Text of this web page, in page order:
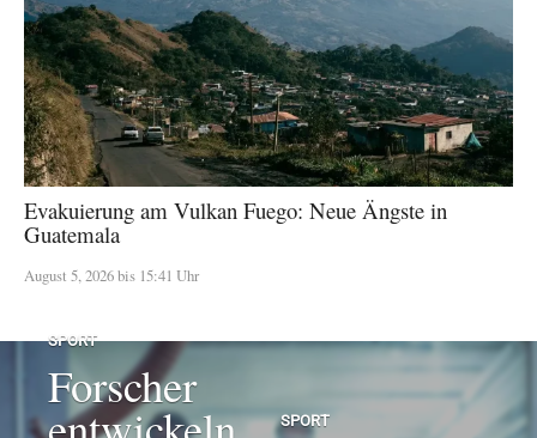
Evakuierung am Vulkan Fuego: Neue Ängste in
Guatemala
August 5, 2026 bis 15:41 Uhr
SPORT
Forscher
SPORT